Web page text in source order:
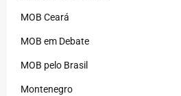
MOB Ceará
MOB em Debate
MOB pelo Brasil
Montenegro